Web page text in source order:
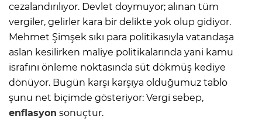
cezalandırılıyor. Devlet doymuyor; alınan tüm
vergiler, gelirler kara bir delikte yok olup gidiyor.
Mehmet Şimşek sıkı para politikasıyla vatandaşa
aslan kesilirken maliye politikalarında yani kamu
israfını önleme noktasında süt dökmüş kediye
dönüyor. Bugün karşı karşıya olduğumuz tablo
şunu net biçimde gösteriyor: Vergi sebep,
enflasyon sonuçtur.